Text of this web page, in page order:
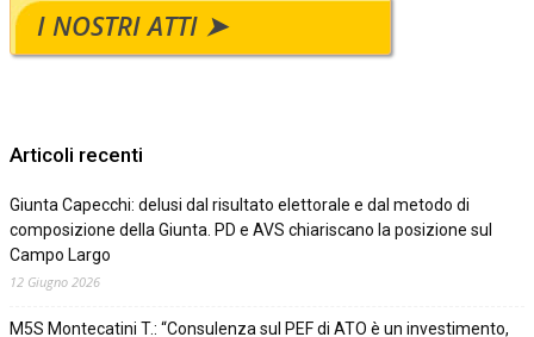
I NOSTRI ATTI ➤
Articoli recenti
Giunta Capecchi: delusi dal risultato elettorale e dal metodo di
composizione della Giunta. PD e AVS chiariscano la posizione sul
Campo Largo
12 Giugno 2026
M5S Montecatini T.: “Consulenza sul PEF di ATO è un investimento,